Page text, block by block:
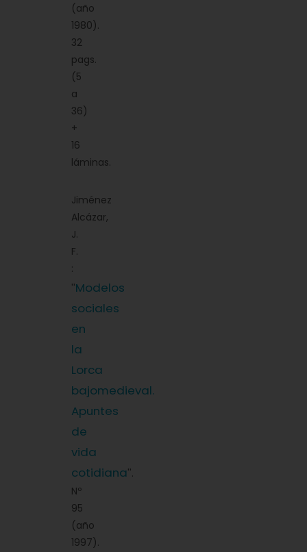
(año
1980).
32
pags.
(5
a
36)
+
16
láminas.
Jiménez
Alcázar,
J.
F.
:
''Modelos
sociales
en
la
Lorca
bajomedieval.
Apuntes
de
vida
cotidiana''.
Nº
95
(año
1997).